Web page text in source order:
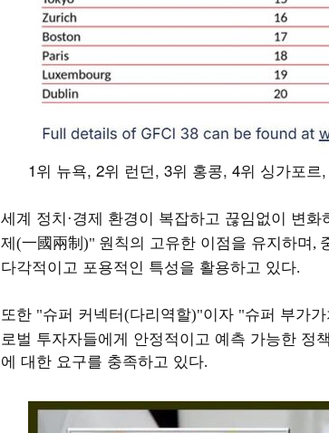
1위 뉴욕, 2위 런던, 3위 홍콩, 4위 싱가포르
세계 정치 ·경제 환경이 복잡하고 끊임없이 변
제(一國兩制)" 원칙의 고유한 이점을 유지하며,
다각적이고 포용적인 특성을 활용하고 있다.
또한 "슈퍼 커넥터(다리역할)"이자 "슈퍼 부가
로벌 투자자들에게 안정적이고 예측 가능한 정
에 대한 요구를 충족하고 있다.